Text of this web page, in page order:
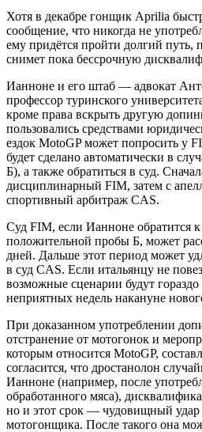
Хотя в декабре гонщик Aprilia
сообщение, что никогда не
ему придётся пройти долгий путь,
снимет пока бессрочную
Ианноне и его штаб — адвокат
профессор туринского
кроме права вскрыть другую
пользовались средствами
ездок MotoGP может попросить у
будет сделано автоматически в
Б), а также обратиться в суд.
дисциплинарный FIM, затем с
спортивный арбитраж CAS.
Суд FIM, если Ианноне обратится к
положительной пробы Б, может
дней. Дальше этот период может
в суд CAS. Если итальянцу не
возможные сценарии будут
неприятных недель накануне
При доказанном употреблении
отстранение от мотогонок и
которым относится MotoGP,
согласится, что дростанолон
Ианноне (например, после
обработанного мяса),
но и этот срок — чудовищный удар
мотогонщика. После такого она